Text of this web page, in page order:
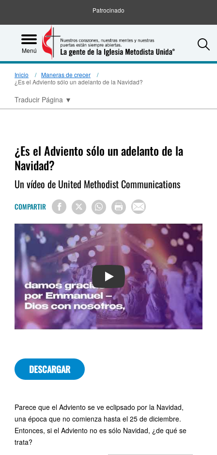
Patrocinado
Menú
Inicio
Maneras de crecer
¿Es el Adviento sólo un adelanto de la Navidad?
Traducir Página ▼
¿Es el Adviento sólo un adelanto de la
Navidad?
Un vídeo de United Methodist Communications
COMPARTIR
PLAY
DESCARGAR
Parece que el Adviento se ve eclipsado por la Navidad,
una época que no comienza hasta el 25 de diciembre.
Entonces, si el Adviento no es sólo Navidad, ¿de qué se
trata?